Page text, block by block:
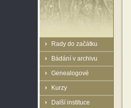
Rady do začátku
Bádání v archivu
Genealogové
Kurzy
Další instituce